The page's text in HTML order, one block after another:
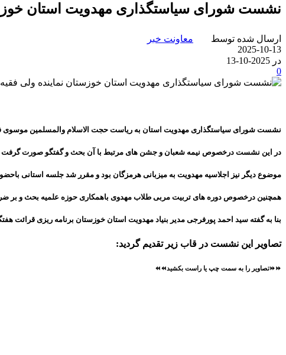
نشست شورای سیاستگذاری مهدویت استان
ارسال شده توسط
معاونت خبر
2025-10-13
در 2025-10-13
0
نشست شورای سیاستگذاری مهدویت استان به ریاست حجت الاسلام والمسلمین موسوی
در این نشست درخصوص نیمه شعبان و جشن های مرتبط با آن بحث و گفتگو صورت گرفت
موضوع دیگر نیز اجلاسیه مهدویت به میزبانی هرمزگان بود و مقرر شد جلسه استانی
همچنین درخصوص دوره های تربیت مربی طلاب مهدوی باهمکاری حوزه علمیه بحث و بر
بنا به گفته سید احمد پورفرجی مدیر بنیاد مهدویت استان خوزستان برنامه ریزی قرائت
تصاویر این نشست در قاب زیر تقدیم گردید:
⏩⏩تصاویر را به سمت چپ یا راست بکشید⏪⏪